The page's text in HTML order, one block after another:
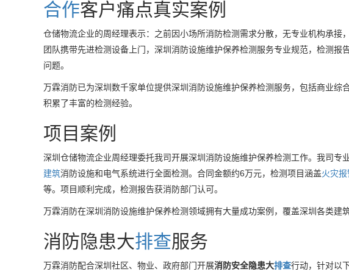
合作客户痛点真实案例
仓储物流企业的周经理表示：之前因小场所消防检测需求分散，无专业机构承接
团队携带先进检测设备上门，深圳消防设施维护保养检测服务专业规范，检测
问题。
万霖消防已为深圳数千家单位提供深圳消防设施维护保养检测服务，包括商业综
积累了丰富的检测经验。
项目案例
深圳仓储物流企业周经理委托我司开展深圳消防设施维护保养检测工作。我司专
建筑消防设施和电气系统进行全面检测。合同金额约6万元，检测项目涵盖火灾报
等。项目顺利完成，检测报告获消防部门认可。
万霖消防在深圳消防设施维护保养检测领域拥有大量成功案例，覆盖深圳各类建
消防隐患大排查服务
万霖消防配合深圳社区、物业、政府部门开展消防安全隐患大排查行动，针对以